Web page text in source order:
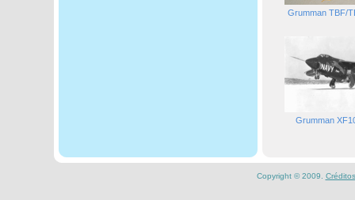
Grumman TBF/
Grumman
Copyright © 2009. Créditos